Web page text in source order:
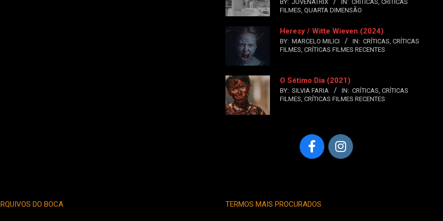
BY: JUVENATRIX IN: CRÍTICAS, CRÍTICAS
FILMES, QUARTA DIMENSÃO
Heresy / Witte Wieven (2024)
BY: MARCELO MILICI IN: CRÍTICAS, CRÍTICAS
FILMES, CRÍTICAS FILMES RECENTES
O Sétimo Dia (2021)
BY: SILVIA FARIA IN: CRÍTICAS, CRÍTICAS
FILMES, CRÍTICAS FILMES RECENTES
DO BOCA TERMOS MAIS PROCURADOS